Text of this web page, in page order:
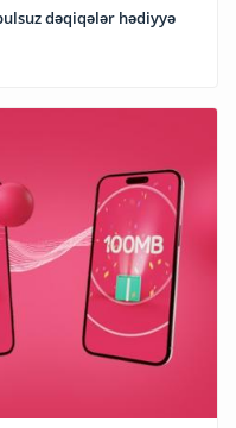
dəqiqələr hədiyyə